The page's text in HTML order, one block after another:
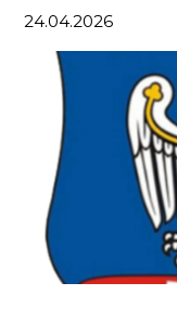
24.04.2026